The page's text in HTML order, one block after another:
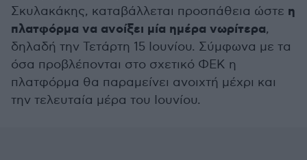
Σκυλακάκης, καταβάλλεται προσπάθεια ώστε η
πλατφόρμα να ανοίξει μία ημέρα νωρίτερα,
δηλαδή την Τετάρτη 15 Ιουνίου. Σύμφωνα με τα
όσα προβλέπονται στο σχετικό ΦΕΚ η
πλατφόρμα θα παραμείνει ανοιχτή μέχρι και
την τελευταία μέρα του Ιουνίου.